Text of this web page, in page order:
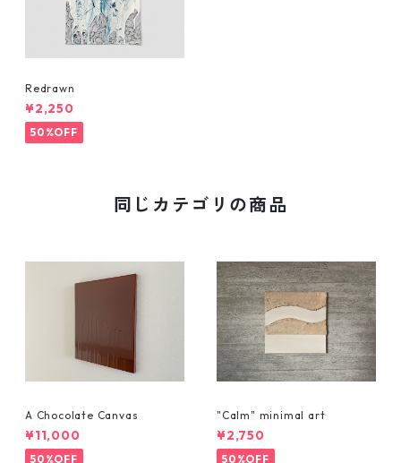
Redrawn
¥2,250
50%OFF
同じカテゴリの商品
A Chocolate Canvas
¥11,000
50%OFF
"Calm" minimal art
¥2,750
50%OFF